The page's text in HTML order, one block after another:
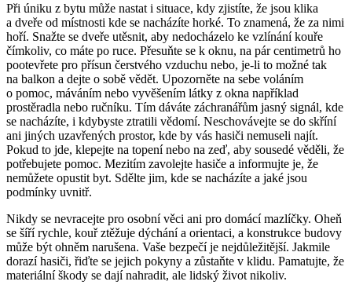
Při úniku z bytu může nastat i situace, kdy zjistíte, že jsou klika
a dveře od místnosti kde se nacházíte horké. To znamená, že za nimi
hoří. Snažte se dveře utěsnit, aby nedocházelo ke vzlínání kouře
čímkoliv, co máte po ruce. Přesuňte se k oknu, na pár centimetrů ho
pootevřete pro přísun čerstvého vzduchu nebo, je-li to možné tak
na balkon a dejte o sobě vědět. Upozorněte na sebe voláním
o pomoc, máváním nebo vyvěšením látky z okna například
prostěradla nebo ručníku. Tím dáváte záchranářům jasný signál, kde
se nacházíte, i kdybyste ztratili vědomí. Neschovávejte se do skříní
ani jiných uzavřených prostor, kde by vás hasiči nemuseli najít.
Pokud to jde, klepejte na topení nebo na zeď, aby sousedé věděli, že
potřebujete pomoc. Mezitím zavolejte hasiče a informujte je, že
nemůžete opustit byt. Sdělte jim, kde se nacházíte a jaké jsou
podmínky uvnitř.
Nikdy se nevracejte pro osobní věci ani pro domácí mazlíčky. Oheň
se šíří rychle, kouř ztěžuje dýchání a orientaci, a konstrukce budovy
může být ohněm narušena. Vaše bezpečí je nejdůležitější. Jakmile
dorazí hasiči, řiďte se jejich pokyny a zůstaňte v klidu. Pamatujte, že
materiální škody se dají nahradit, ale lidský život nikoliv.